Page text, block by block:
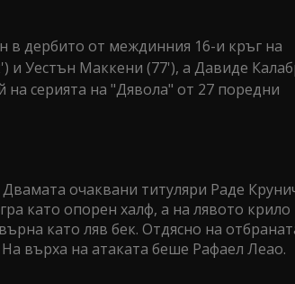
в дербито от междинния 16-и кръг на
и Уестън Маккени (77'), а Давиде
серията на "Дявола" от 27 поредни
очаквани титуляри Раде
като опорен халф, а на лявото крило
като ляв бек. Отдясно на
върха на атаката беше Рафаел Леао.